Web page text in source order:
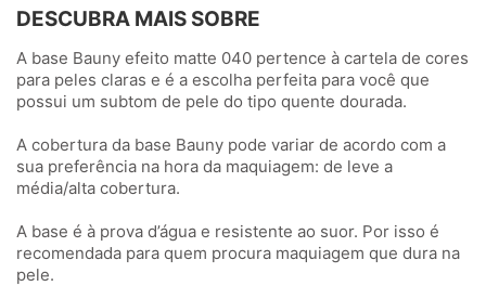
DESCUBRA MAIS SOBRE
A base Bauny efeito matte 040 pertence à cartela de cores
para peles claras e é a escolha perfeita para você que
possui um subtom de pele do tipo quente dourada.
A cobertura da base Bauny pode variar de acordo com a
sua preferência na hora da maquiagem: de leve a
média/alta cobertura.
A base é à prova d’água e resistente ao suor. Por isso é
recomendada para quem procura maquiagem que dura na
pele.